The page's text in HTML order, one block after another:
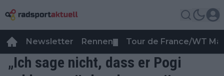
Newsletter Rennen Tour de France/WT
„Ich sage nicht, dass er Pogi